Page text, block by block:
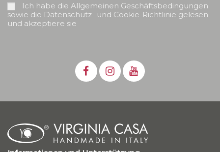
Ich habe die Allgemeinen Geschäftsbedingungen
sowie die Datenschutz- und Cookie-Richtlinie gelesen
und akzeptiere sie